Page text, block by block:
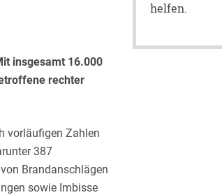
insgesamt 16.000
rechter
vorläufigen Zahlen
387
Brandanschlägen
sowie Imbisse
helfen.